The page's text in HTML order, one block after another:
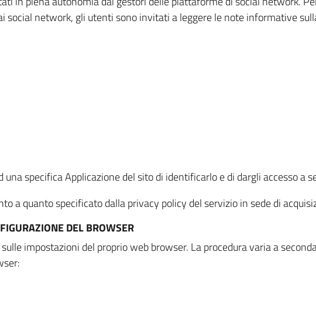
network, gli utenti sono invitati a leggere le note informative
specifica Applicazione del sito di identificarlo e di dargli accesso a
a quanto specificato dalla privacy policy del servizio in sede di
DEL BROWSER
impostazioni del proprio web browser. La procedura varia a